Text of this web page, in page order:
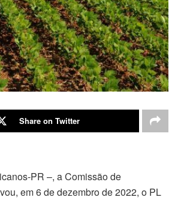
Share on Twitter
PR –, a Comissão de
em 6 de dezembro de 2022, o PL